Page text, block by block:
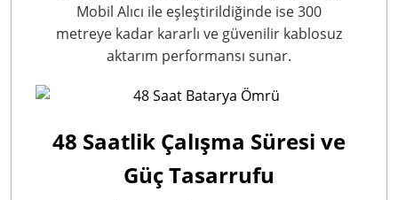
Mobil Alıcı ile eşleştirildiğinde ise 300
metreye kadar kararlı ve güvenilir kablosuz
aktarım performansı sunar.
48 Saatlik Çalışma Süresi ve
Güç Tasarrufu